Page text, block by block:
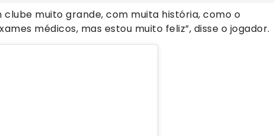
muito grande, com muita história, como o
médicos, mas estou muito feliz”, disse o jogador.